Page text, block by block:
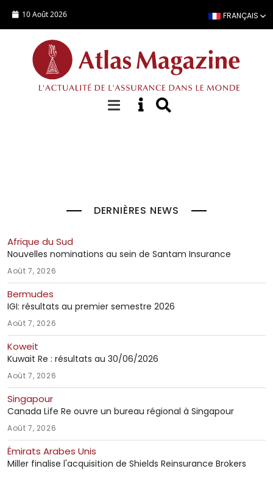
10 Août 2026 FRANÇAIS
À la Une
DERNIÈRES NEWS
Afrique du Sud
Nouvelles nominations au sein de Santam Insurance
Août 7, 2026
Bermudes
IGI: résultats au premier semestre 2026
Août 7, 2026
Koweit
Kuwait Re : résultats au 30/06/2026
Août 7, 2026
Singapour
Canada Life Re ouvre un bureau régional à Singapour
Août 7, 2026
Émirats Arabes Unis
Miller finalise l'acquisition de Shields Reinsurance Brokers